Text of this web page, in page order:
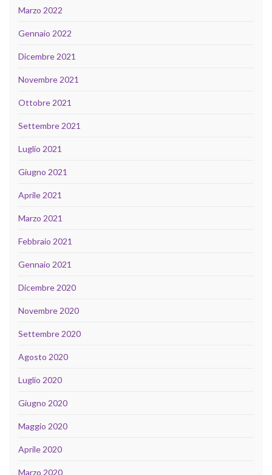
Marzo 2022
Gennaio 2022
Dicembre 2021
Novembre 2021
Ottobre 2021
Settembre 2021
Luglio 2021
Giugno 2021
Aprile 2021
Marzo 2021
Febbraio 2021
Gennaio 2021
Dicembre 2020
Novembre 2020
Settembre 2020
Agosto 2020
Luglio 2020
Giugno 2020
Maggio 2020
Aprile 2020
Marzo 2020